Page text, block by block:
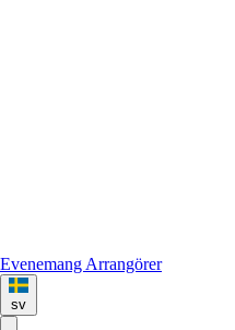
Evenemang Arrangörer
sv